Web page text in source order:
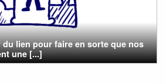
du lien pour faire en sorte que nos
une [...]